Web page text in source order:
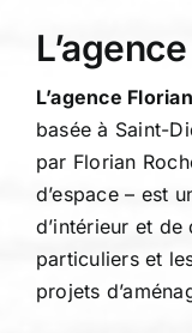
L’agence
L’agence
basée à Saint-
par Florian
d’espace – est
d’intérieur et
particuliers et
projets